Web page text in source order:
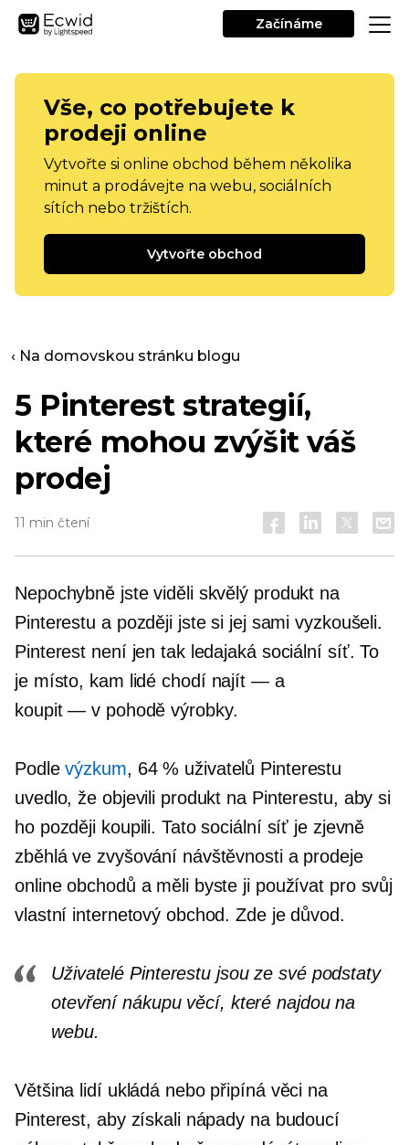
Začínáme
Vše, co potřebujete k
prodeji online
Vytvořte si online obchod během několika
minut a prodávejte na webu, sociálních
sítích nebo tržištích.
Vytvořte obchod
‹ Na domovskou stránku blogu
5 Pinterest strategií,
které mohou zvýšit váš
prodej
11 min čtení
Nepochybně jste viděli skvělý produkt na
Pinterestu a později jste si jej sami vyzkoušeli.
Pinterest není jen tak ledajaká sociální síť. To
je místo, kam lidé chodí najít — a
koupit — v pohodě výrobky.
Podlevýzkum, 64 % uživatelů Pinterestu
uvedlo, že objevili produkt na Pinterestu, aby si
ho později koupili. Tato sociální síť je zjevně
zběhlá ve zvyšování návštěvnosti a prodeje
online obchodů a měli byste ji používat pro svůj
vlastní internetový obchod. Zde je důvod.
Uživatelé Pinterestu jsou ze své podstaty
otevření nákupu věcí, které najdou na
webu.
Většina lidí ukládá nebo připíná věci na
Pinterest, aby získali nápady na budoucí